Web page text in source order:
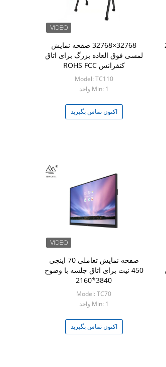
32768×32768 صفحه نمایش
لمسی فوق العاده بزرگ برای اتاق
کنفرانس ROHS FCC
Model: TC110
Min: 1 واحد
اکنون تماس بگیرید
جلسه 2
صفحه نمایش تعاملی 70 اینچی
450 نیت برای اتاق جلسه با وضوح
3840*2160
Model: TC70
Min: 1 واحد
اکنون تماس بگیرید